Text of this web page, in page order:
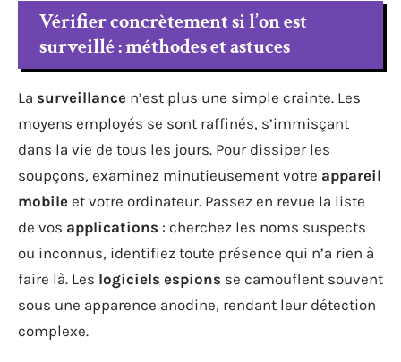
Vérifier concrètement si l’on est
surveillé : méthodes et astuces
La surveillance n’est plus une simple crainte. Les
moyens employés se sont raffinés, s’immisçant
dans la vie de tous les jours. Pour dissiper les
soupçons, examinez minutieusement votre appareil
mobile et votre ordinateur. Passez en revue la liste
de vos applications : cherchez les noms suspects
ou inconnus, identifiez toute présence qui n’a rien à
faire là. Les logiciels espions se camouflent souvent
sous une apparence anodine, rendant leur détection
complexe.